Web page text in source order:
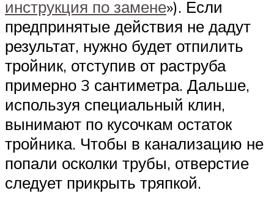
инструкция по замене»). Если
предпринятые действия не дадут
результат, нужно будет отпилить
тройник, отступив от раструба
примерно 3 сантиметра. Дальше,
используя специальный клин,
вынимают по кусочкам остаток
тройника. Чтобы в канализацию не
попали осколки трубы, отверстие
следует прикрыть тряпкой.